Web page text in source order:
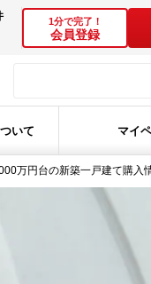
1分で完了！
会員登録
いて マイ
万円台の新築一戸建て購入